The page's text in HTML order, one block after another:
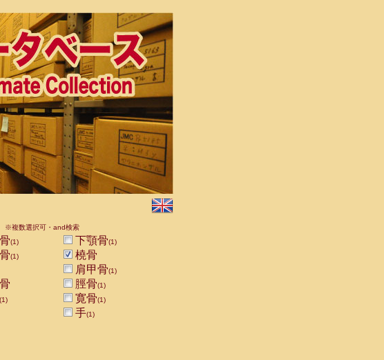
※複数選択可・and検索
(1) 下顎骨(1)
(1)
橈骨
肩甲骨(1)
脛骨(1)
(1) 寛骨(1)
手(1)